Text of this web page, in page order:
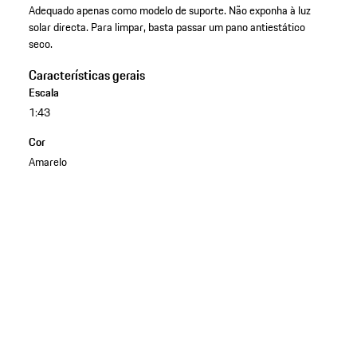
Adequado apenas como modelo de suporte. Não exponha à luz
solar directa. Para limpar, basta passar um pano antiestático
seco.
Características gerais
Escala
1:43
Cor
Amarelo